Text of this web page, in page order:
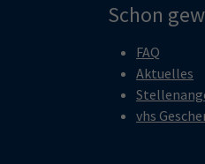
Schon
FAQ
Aktuelles
vhs